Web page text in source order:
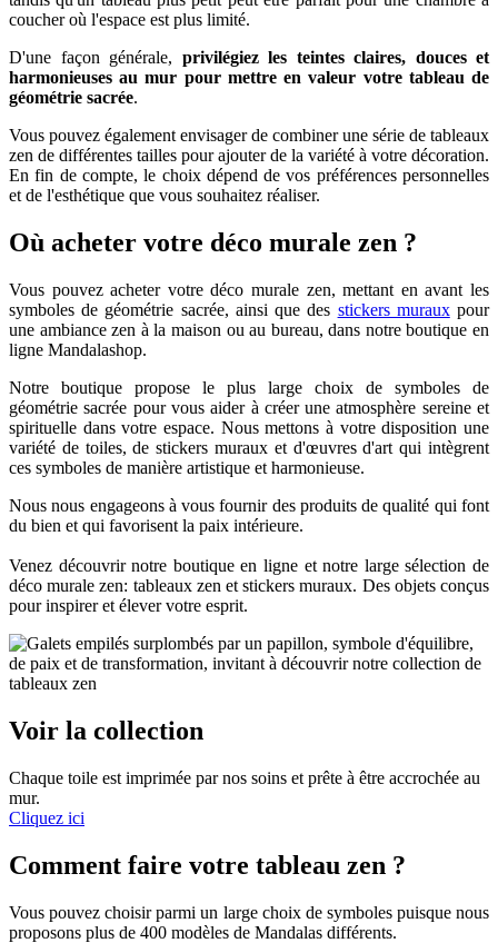
coucher où l'espace est plus limité.
D'une façon générale, privilégiez les teintes claires, douces et
harmonieuses au mur pour mettre en valeur votre tableau de
géométrie sacrée.
Vous pouvez également envisager de combiner une série de tableaux
zen de différentes tailles pour ajouter de la variété à votre décoration.
En fin de compte, le choix dépend de vos préférences personnelles
et de l'esthétique que vous souhaitez réaliser.
Où acheter votre déco murale zen ?
Vous pouvez acheter votre déco murale zen, mettant en avant les
symboles de géométrie sacrée, ainsi que des stickers murauxpour
une ambiance zen à la maison ou au bureau, dans notre boutique en
ligne Mandalashop.
Notre boutique propose le plus large choix de symboles de
géométrie sacrée pour vous aider à créer une atmosphère sereine et
spirituelle dans votre espace. Nous mettons à votre disposition une
variété de toiles, de stickers muraux et d'œuvres d'art qui intègrent
ces symboles de manière artistique et harmonieuse.
Nous nous engageons à vous fournir des produits de qualité qui font
du bien et qui favorisent la paix intérieure.
Venez découvrir notre boutique en ligne et notre large sélection de
déco murale zen: tableaux zen et stickers muraux. Des objets conçus
pour inspirer et élever votre esprit.
Voir la collection
Chaque toile est imprimée par nos soins et prête à être accrochée au
mur.
Cliquez ici
Comment faire votre tableau zen ?
Vous pouvez choisir parmi un large choix de symboles puisque nous
proposons plus de 400 modèles de Mandalas différents.